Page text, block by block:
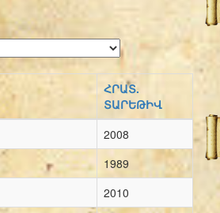
ՀՐԱՏ.
ՏԱՐԵԹԻՎ
2008
1989
2010